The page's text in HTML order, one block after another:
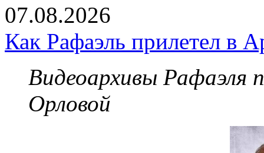
07.08.2026
Как Рафаэль прилетел в
Видеоархивы Рафаэля
Орловой